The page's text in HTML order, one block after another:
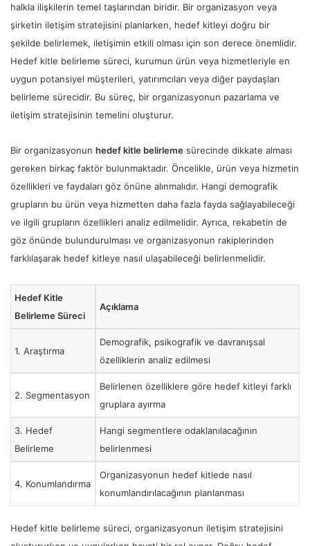
halkla ilişkilerin temel taşlarından biridir. Bir organizasyon veya
şirketin iletişim stratejisini planlarken, hedef kitleyi doğru bir
şekilde belirlemek, iletişimin etkili olması için son derece önemlidir.
Hedef kitle belirleme süreci, kurumun ürün veya hizmetleriyle en
uygun potansiyel müşterileri, yatırımcıları veya diğer paydaşları
belirleme sürecidir. Bu süreç, bir organizasyonun pazarlama ve
iletişim stratejisinin temelini oluşturur.
Bir organizasyonun hedef kitle belirleme sürecinde dikkate alması
gereken birkaç faktör bulunmaktadır. Öncelikle, ürün veya hizmetin
özellikleri ve faydaları göz önüne alınmalıdır. Hangi demografik
grupların bu ürün veya hizmetten daha fazla fayda sağlayabileceği
ve ilgili grupların özellikleri analiz edilmelidir. Ayrıca, rekabetin de
göz önünde bulundurulması ve organizasyonun rakiplerinden
farklılaşarak hedef kitleye nasıl ulaşabileceği belirlenmelidir.
Hedef Kitle
Belirleme Süreci
Açıklama
1. Araştırma
Demografik, psikografik ve davranışsal
özelliklerin analiz edilmesi
2. Segmentasyon
Belirlenen özelliklere göre hedef kitleyi farklı
gruplara ayırma
3. Hedef
Belirleme
Hangi segmentlere odaklanılacağının
belirlenmesi
4. Konumlandırma
Organizasyonun hedef kitlede nasıl
konumlandırılacağının planlanması
Hedef kitle belirleme süreci, organizasyonun iletişim stratejisini